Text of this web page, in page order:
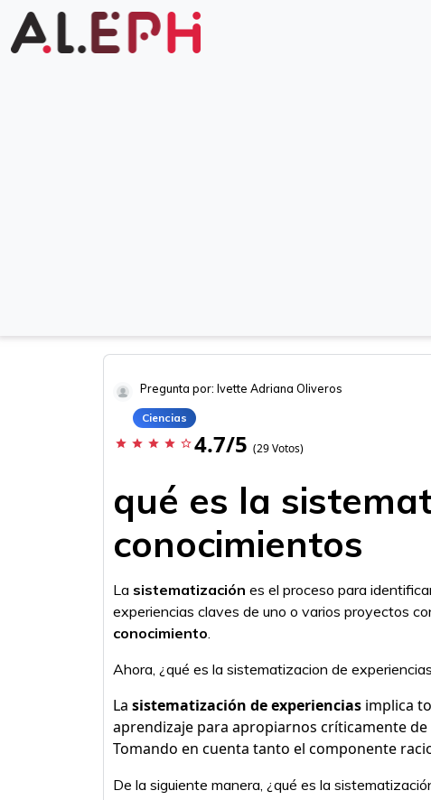
Pregunta por: Ivette Adriana Oliveros
Ciencias
star star star star star_border 4.7/5 (29 Votos)
qué es la
conocimientos
La sistematización es el proceso para
experiencias claves de uno o varios proyectos
conocimiento.
Ahora, ¿qué es la sistematizacion de
La sistematización de experiencias implica
aprendizaje para apropiarnos críticamente
Tomando en cuenta tanto el componente
De la siguiente manera, ¿qué es la